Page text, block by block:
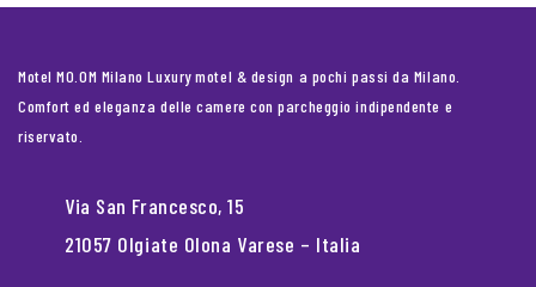
Motel MO.OM Milano Luxury motel & design a pochi passi da Milano.
Comfort ed eleganza delle camere con parcheggio indipendente e
riservato.
Via San Francesco, 15
21057 Olgiate Olona Varese – Italia